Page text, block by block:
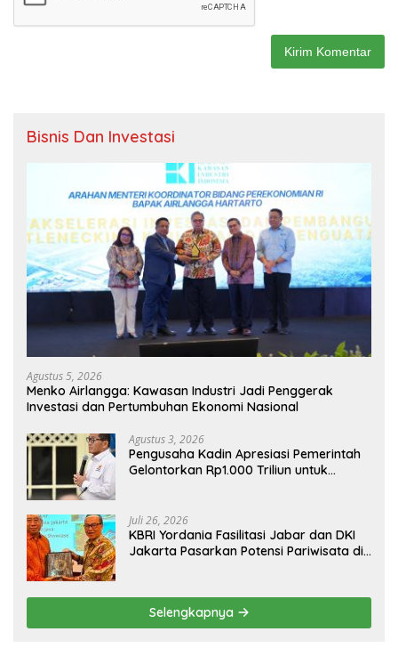
Bisnis Dan Investasi
Agustus 5, 2026
Menko Airlangga: Kawasan Industri Jadi Penggerak
Investasi dan Pertumbuhan Ekonomi Nasional
Agustus 3, 2026
Pengusaha Kadin Apresiasi Pemerintah
Gelontorkan Rp1.000 Triliun untuk
Juli 26, 2026
KBRI Yordania Fasilitasi Jabar dan DKI
Jakarta Pasarkan Potensi Pariwisata di
Selengkapnya